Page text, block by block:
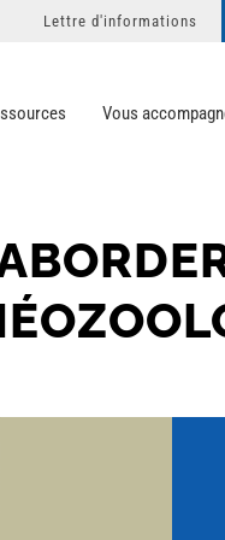
Vous
Lettre d'informations